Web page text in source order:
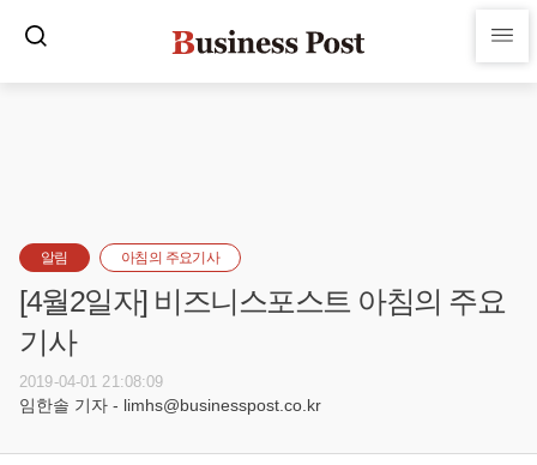
알림 아침의 주요기사
[4월2일자] 비즈니스포스트 아침의 주요
기사
2019-04-01 21:08:09
임한솔 기자 - limhs@businesspost.co.kr